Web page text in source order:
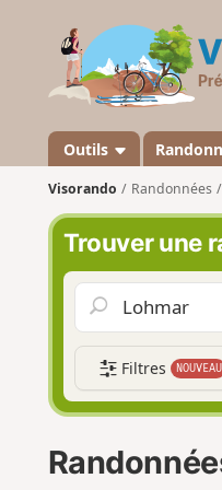
Outils
Visorando Randonnées
Trouver une
Filtres NOUVEAU